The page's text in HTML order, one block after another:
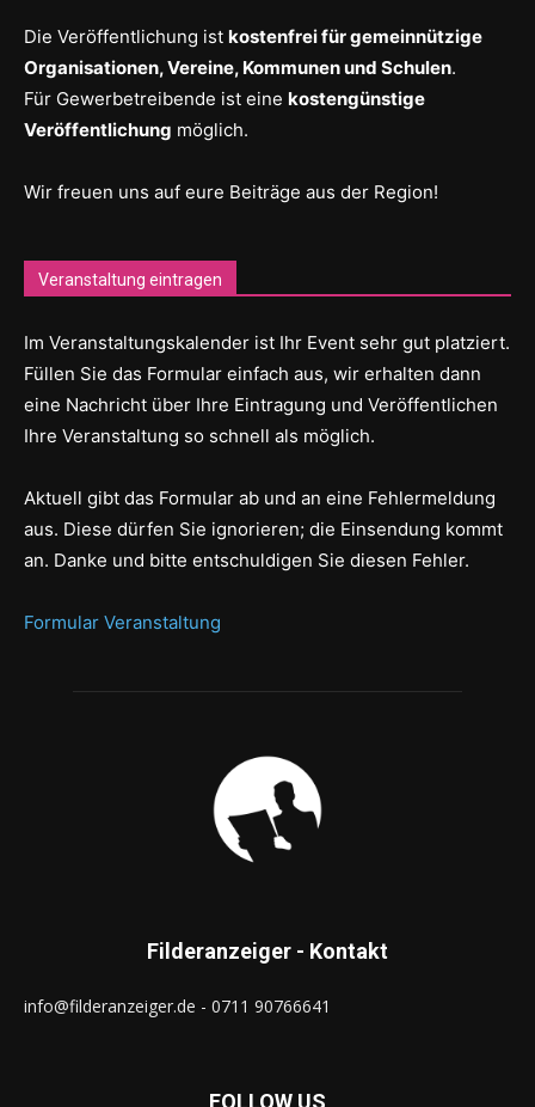
Die Veröffentlichung ist kostenfrei für gemeinnützige
Organisationen, Vereine, Kommunen und Schulen.
Für Gewerbetreibende ist eine kostengünstige
Veröffentlichung möglich.
Wir freuen uns auf eure Beiträge aus der Region!
Veranstaltung eintragen
Im Veranstaltungskalender ist Ihr Event sehr gut platziert.
Füllen Sie das Formular einfach aus, wir erhalten dann
eine Nachricht über Ihre Eintragung und Veröffentlichen
Ihre Veranstaltung so schnell als möglich.
Aktuell gibt das Formular ab und an eine Fehlermeldung
aus. Diese dürfen Sie ignorieren; die Einsendung kommt
an. Danke und bitte entschuldigen Sie diesen Fehler.
Formular Veranstaltung
Filderanzeiger - Kontakt
info@filderanzeiger.de - 0711 90766641
FOLLOW US